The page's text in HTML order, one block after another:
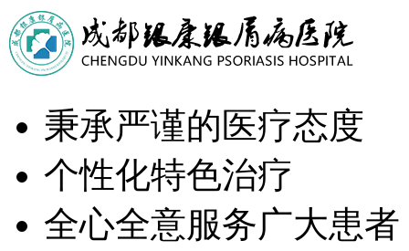
秉承严谨的医疗态度
个性化特色治疗
全心全意服务广大患者